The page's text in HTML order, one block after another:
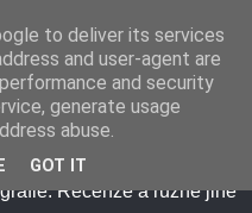
Recenze a různé jiné
to deliver its services
and user-agent are
and security
generate usage
abuse.
GOT IT